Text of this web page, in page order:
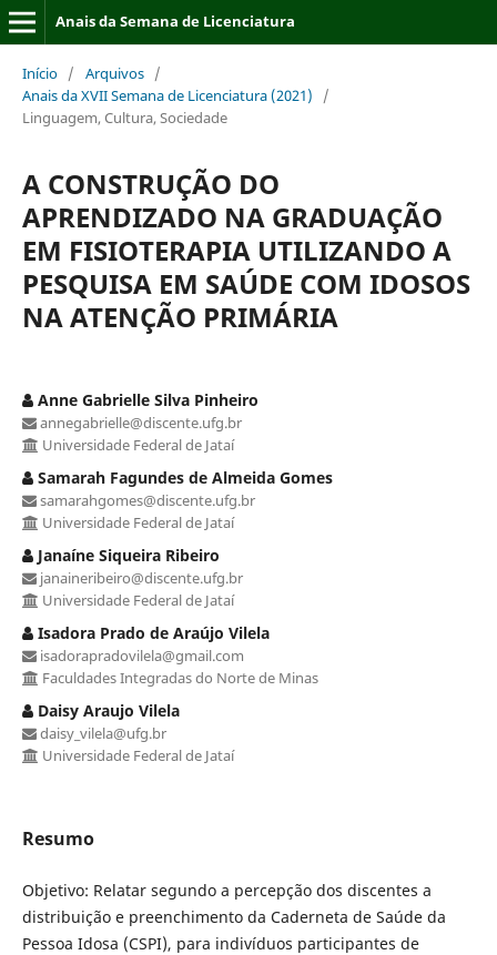
Anais da Semana de Licenciatura
Início / Arquivos /
Anais da XVII Semana de Licenciatura (2021)
/
Linguagem, Cultura, Sociedade
A CONSTRUÇÃO DO
APRENDIZADO NA GRADUAÇÃO
EM FISIOTERAPIA UTILIZANDO A
PESQUISA EM SAÚDE COM IDOSOS
NA ATENÇÃO PRIMÁRIA
Anne Gabrielle Silva Pinheiro
annegabrielle@discente.ufg.br
Universidade Federal de Jataí
Samarah Fagundes de Almeida Gomes
samarahgomes@discente.ufg.br
Universidade Federal de Jataí
Janaíne Siqueira Ribeiro
janaineribeiro@discente.ufg.br
Universidade Federal de Jataí
Isadora Prado de Araújo Vilela
isadorapradovilela@gmail.com
Faculdades Integradas do Norte de Minas
Daisy Araujo Vilela
daisy_vilela@ufg.br
Universidade Federal de Jataí
Resumo
Objetivo: Relatar segundo a percepção dos discentes a
distribuição e preenchimento da Caderneta de Saúde da
Pessoa Idosa (CSPI), para indivíduos participantes de